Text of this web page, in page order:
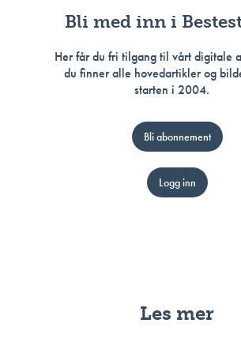
Bli med inn i
Her får du fri tilgang til vårt digitale
du finner alle hovedartikler og
starten i 2004.
Bli abonnement
Logg inn
Les mer